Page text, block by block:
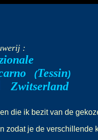
:
(Tessin)
Zwitserland
die ik bezit van de
zodat je de